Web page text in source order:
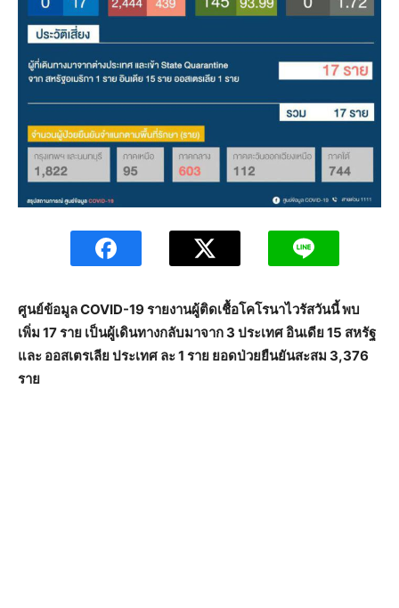
ศูนย์ข้อมูล COVID-19 รายงานผู้ติดเชื้อโคโรนาไวรัสวันนี้ พบ
เพิ่ม 17 ราย เป็นผู้เดินทางกลับมาจาก 3 ประเทศ อินเดีย 15 สหรัฐ
และ ออสเตรเลีย ประเทศ ละ 1 ราย ยอดป่วยยืนยันสะสม 3,376
ราย